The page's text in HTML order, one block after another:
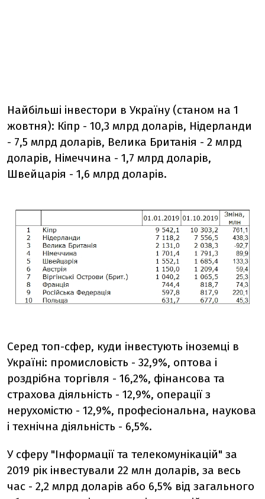
Найбільші інвестори в Україну (станом на 1
жовтня): Кіпр - 10,3 млрд доларів, Нідерланди
- 7,5 млрд доларів, Велика Британія - 2 млрд
доларів, Німеччина - 1,7 млрд доларів,
Швейцарія - 1,6 млрд доларів.
Серед топ-сфер, куди інвестують іноземці в
Україні: промисловість - 32,9%, оптова і
роздрібна торгівля - 16,2%, фінансова та
страхова діяльність - 12,9%, операції з
нерухомістю - 12,9%, професіональна, наукова
і технічна діяльність - 6,5%.
У сферу "Інформації та телекомунікацій" за
2019 рік інвестували 22 млн доларів, за весь
час - 2,2 млрд доларів або 6,5% від загального